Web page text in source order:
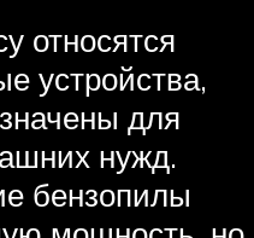
относятся
устройства,
для
нужд.
бензопилы